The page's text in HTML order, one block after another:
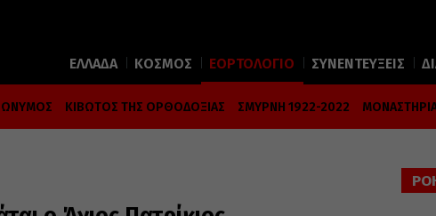
ΕΛΛΑΔΑ ΚΟΣΜΟΣ ΕΟΡΤΟΛΟΓΙΟ ΣΥΝΕΝΤΕΥΞΕΙΣ
ΚΙΒΩΤΟΣ ΤΗΣ ΟΡΘΟΔΟΞΙΑΣ ΣΜΥΡΝΗ 1922-2022